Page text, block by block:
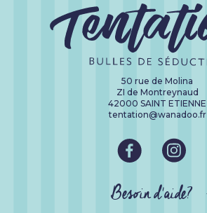
50 rue de Molina
ZI de Montreynaud
42000 SAINT ETIENNE
tentation@wanadoo.fr
Besoin d'aide?